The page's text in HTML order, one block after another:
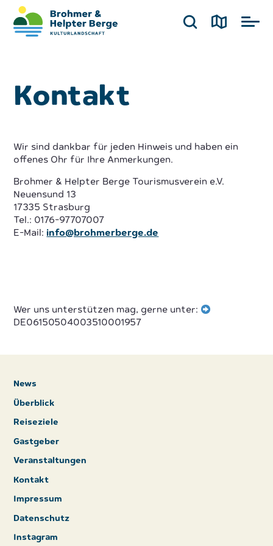
Kontakt
Wir sind dankbar für jeden Hinweis und haben ein
offenes Ohr für Ihre Anmerkungen.
Brohmer & Helpter Berge Tourismusverein e.V.
Neuensund 13
17335 Strasburg
Tel.: 0176-97707007
E-Mail: info@brohmerberge.de
Wer uns unterstützen mag, gerne unter:
DE06150504003510001957
News
Überblick
Reiseziele
Gastgeber
Veranstaltungen
Kontakt
Impressum
Datenschutz
Instagram